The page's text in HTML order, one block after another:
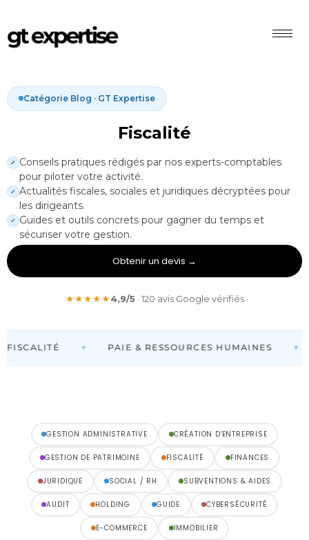
Catégorie Blog · GT Expertise
Fiscalité
✓
Conseils pratiques rédigés par nos experts-comptables
pour piloter votre activité.
✓ Actualités fiscales, sociales et juridiques décryptées pour
les dirigeants.
✓
Guides et outils concrets pour gagner du temps et
sécuriser votre gestion.
Obtenir un devis →
★★★★★4,9/5 · 120 avis Google vérifiés
PAIE & RESSOURCES HUMAINES
GESTION ADMINISTRATIVE CRÉATION D'ENTREPRISE
GESTION DE PATRIMOINE FISCALITÉ FINANCES
JURIDIQUE SOCIAL / RH SUBVENTIONS & AIDES
AUDIT HOLDING GUIDE CYBERSÉCURITÉ
E-COMMERCE IMMOBILIER